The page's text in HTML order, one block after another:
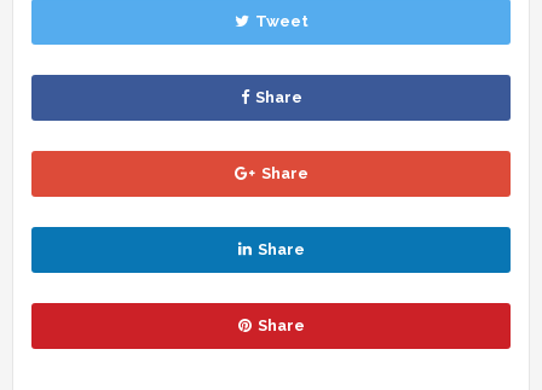
Tweet
Share
Share
Share
Share